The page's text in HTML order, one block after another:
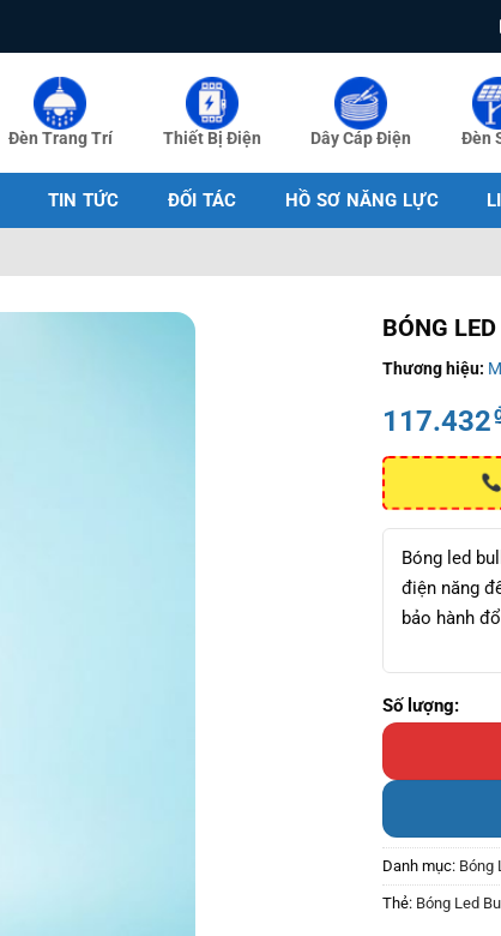
Đèn Trang Trí Thiết Bị Điện Dây Cáp Điện Đèn
TIN TỨC ĐỐI TÁC HỒ SƠ NĂNG LỰC
BÓNG
Thương hiệu:
117.432
Bóng led
điện năng
bảo hành
Bóng Led Bulb
Danh mục: Bóng
Thẻ: Bóng Led